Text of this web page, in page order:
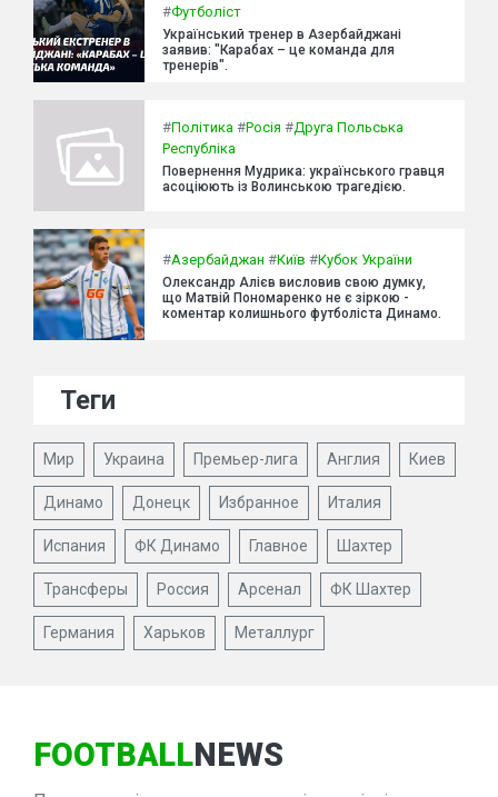
#Футболіст
Український тренер в Азербайджані
заявив: "Карабах – це команда для
тренерів".
#Політика #Росія #Друга Польська
Республіка
Повернення Мудрика: українського гравця
асоціюють із Волинською трагедією.
#Азербайджан #Київ #Кубок України
Олександр Алієв висловив свою думку,
що Матвій Пономаренко не є зіркою -
коментар колишнього футболіста Динамо.
Теги
Мир Украина Премьер-лига Англия Киев
Динамо Донецк Избранное Италия
Испания ФК Динамо Главное Шахтер
Трансферы Россия Арсенал ФК Шахтер
Германия Харьков Металлург
FOOTBALLNEWS